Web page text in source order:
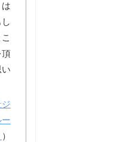
頂
）